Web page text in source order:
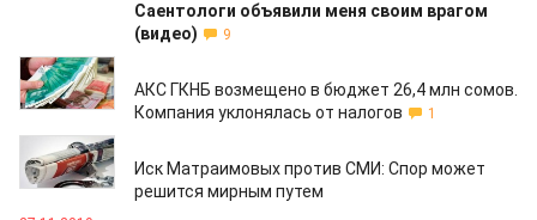
Саентологи объявили меня своим врагом
(видео)
9
06.02.2020
АКС ГКНБ возмещено в бюджет 26,4 млн сомов.
Компания уклонялась от налогов
1
20.01.2020
Иск Матраимовых против СМИ: Спор может
решится мирным путем